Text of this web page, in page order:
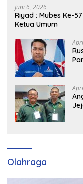
Juni 6, 2026
Riyad : Mubes Ke-
Ketua Umum
Olahraga